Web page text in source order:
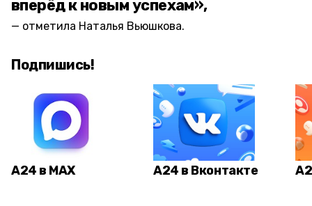
вперёд к новым успехам»,
отметила Наталья Вьюшкова.
Подпишись!
А24 в MAX А24 в Вконтакте